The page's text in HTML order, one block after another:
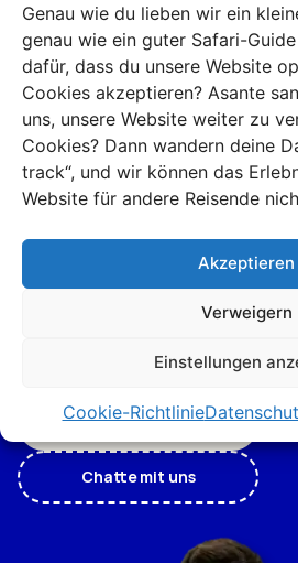
Genau wie du lieben wir ein
genau wie ein guter Safari-
dafür, dass du unsere Website
Cookies akzeptieren? Asante
uns, unsere Website weiter zu
Cookies? Dann wandern deine
track“, und wir können das
Website für andere Reisende
Akzeptieren
Verweigern
Einstellungen
Cookie-Richtlinie
Brauchst du
Reisetipps?
unsere
Experten
Bist du neugierig auf das
Vereinbarte Beratung
Chatte mit uns